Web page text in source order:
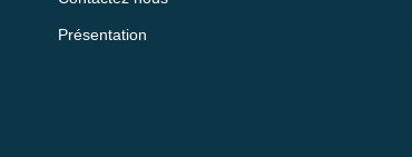
Présentation